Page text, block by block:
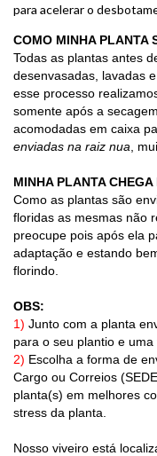
para acelerar o
COMO MINHA PLANTA
Todas as plantas antes
desenvasadas, lavadas
esse processo
somente após a
acomodadas em caixa
enviadas na raiz nua ,
MINHA PLANTA
Como as plantas são
floridas as mesmas não
preocupe pois após ela
adaptação e estando
florindo.
OBS:
1) Junto com a planta
para o seu plantio e
2) Escolha a forma de
Cargo ou Correios
planta(s) em melhores
stress da planta.
Nosso viveiro está